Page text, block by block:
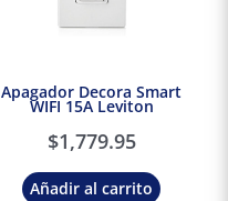
Apagador Decora Smart
WIFI 15A Leviton
$1,779.95
Añadir al carrito